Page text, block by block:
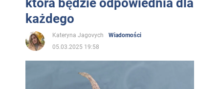
która będzie odpowiednia dla
każdego
Kateryna Jagovych
Wiadomości
05.03.2025 19:58